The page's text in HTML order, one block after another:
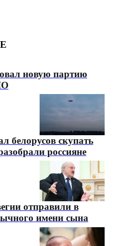
новую партию
белорусов скупать
россияне
отправили в
имени сына